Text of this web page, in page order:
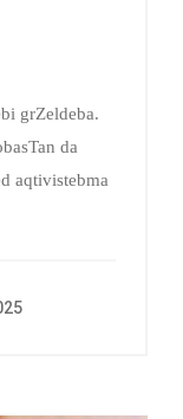
grZeldeba.
da
aqtivistebma